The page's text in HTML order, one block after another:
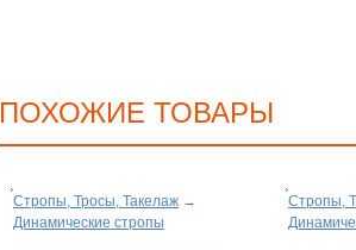
ПОХОЖИЕ ТОВАРЫ
Стропы, Тросы, Такелаж →
Динамические стропы
Стропы,